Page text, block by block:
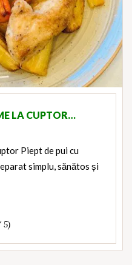
LA CUPTOR…
Piept de pui cu
simplu, sănătos și
5)